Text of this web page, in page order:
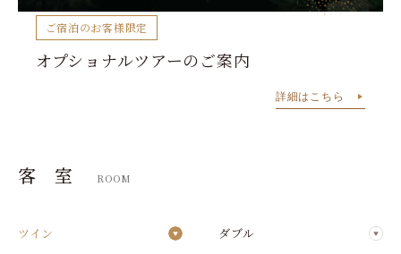
ご宿泊のお客様限定
オプショナルツアーのご案内
詳細はこちら
客 室 ROOM
ツイン ダブル